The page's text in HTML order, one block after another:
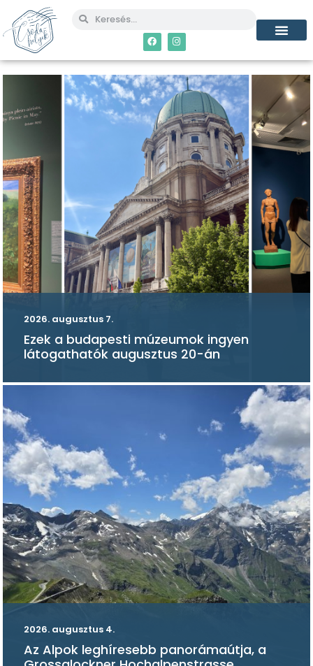
2026. augusztus 7.
Ezek a budapesti múzeumok ingyen
látogathatók augusztus 20-án
2026. augusztus 4.
Az Alpok leghíresebb panorámaútja, a